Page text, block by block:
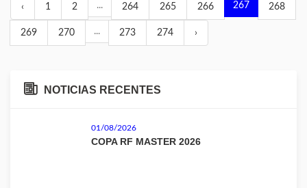
‹ 1 2 ... 264 265 266 267 268
269 270 ... 273 274 ›
NOTICIAS RECENTES
01/08/2026
COPA RF MASTER 2026